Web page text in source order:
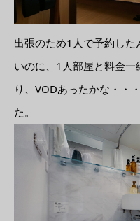
出張のため1人で予約し
いのに、1人部屋と料金
り、VODあったかな・・
た。